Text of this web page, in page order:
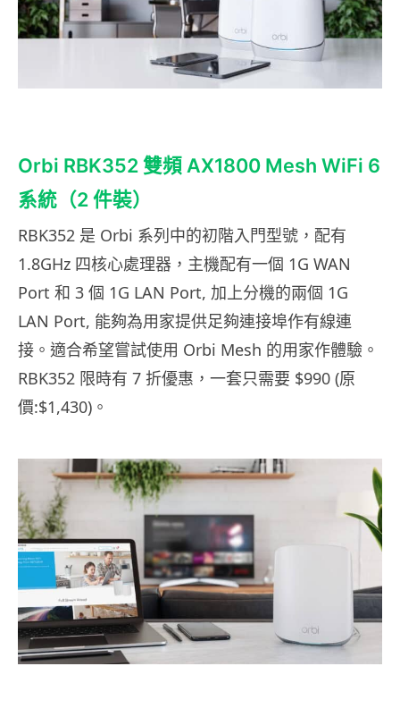
Orbi RBK352 雙頻 AX1800 Mesh WiFi 6
系統（2 件裝）
RBK352 是 Orbi 系列中的初階入門型號，配有
1.8GHz 四核心處理器，主機配有一個 1G WAN
Port 和 3 個 1G LAN Port, 加上分機的兩個 1G
LAN Port, 能夠為用家提供足夠連接埠作有線連
接。適合希望嘗試使用 Orbi Mesh 的用家作體驗。
RBK352 限時有 7 折優惠，一套只需要 $990 (原
價:$1,430)。